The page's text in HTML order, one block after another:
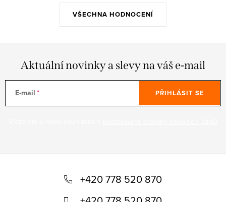
VŠECHNA HODNOCENÍ
Aktuální novinky a slevy na váš e-mail
E-mail PŘIHLÁSIT SE
+420 778 520 870